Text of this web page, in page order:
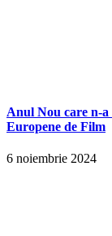
Anul Nou care n-
Europene de Film
6 noiembrie 2024